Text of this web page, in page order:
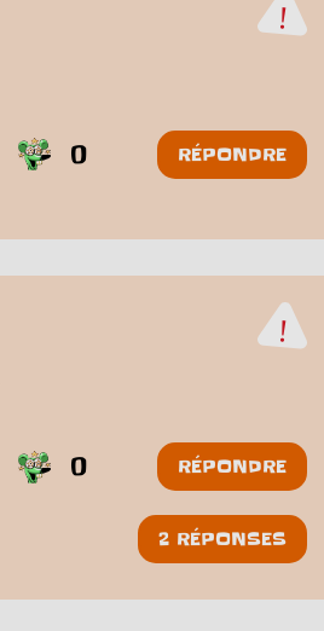
0 RÉPONDRE
0 RÉPONDRE
2 RÉPONSES